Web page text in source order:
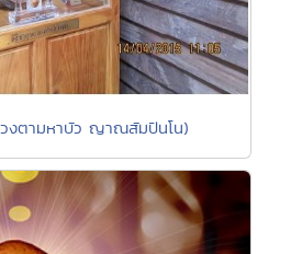
งตามหาบัว ญาณสัมปันโน)